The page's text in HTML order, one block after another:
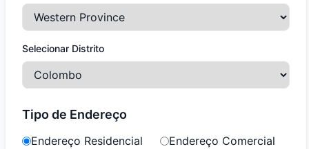
Selecionar Distrito
Tipo de Endereço
Endereço Residencial
Endereço Comercial